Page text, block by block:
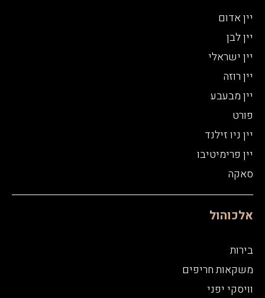
יין אדום
יין לבן
יין ישראלי
יין רוזה
יין מבעבע
פורט
יין ניו זילנד
יין פרימיטיבו
סאקה
אלכוהול
בירות
משקאות חריפים
וויסקי יפני